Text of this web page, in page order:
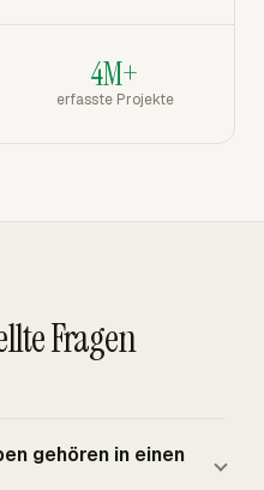
4M+
erfasste Projekte
Fragen
gehören in einen